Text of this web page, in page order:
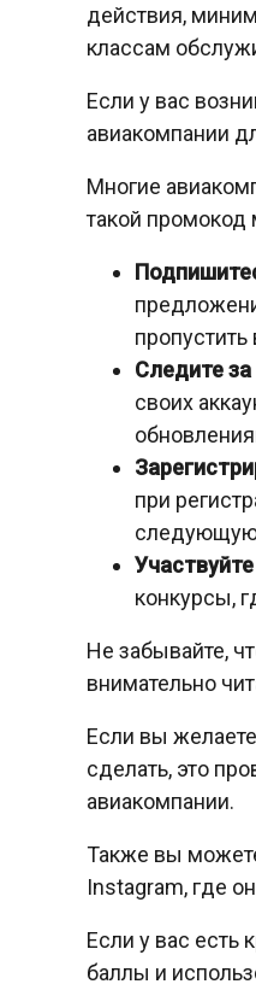
действия,
классам
Если у вас
авиакомпании
Многие
такой
Следите
своих
при
следующую
конкурсы,
Не забывайте,
внимательно
Если вы
сделать, это
авиакомпании.
Также вы
Instagram, где
Если у вас есть
баллы и